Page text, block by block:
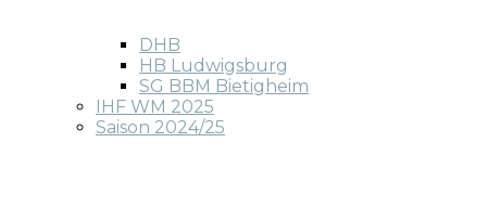
DHB
HB Ludwigsburg
SG BBM Bietigheim
IHF WM 2025
Saison 2024/25